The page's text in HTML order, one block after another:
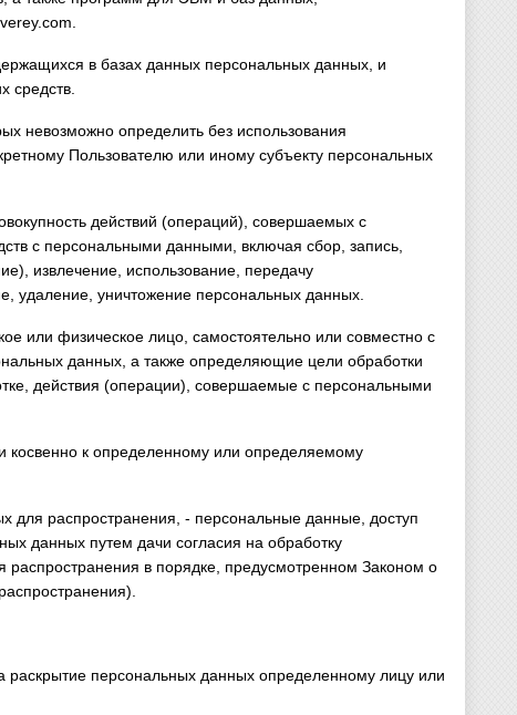
в базах данных персональных данных, и
средств.
невозможно определить без использования
Пользователю или иному субъекту персональных
действий (операций), совершаемых с
с персональными данными, включая сбор, запись,
извлечение, использование, передачу
удаление, уничтожение персональных данных.
или физическое лицо, самостоятельно или совместно с
данных, а также определяющие цели обработки
действия (операции), совершаемые с персональными
к определенному или определяемому
распространения, - персональные данные, доступ
данных путем дачи согласия на обработку
в порядке, предусмотренном Законом о
персональных данных определенному лицу или